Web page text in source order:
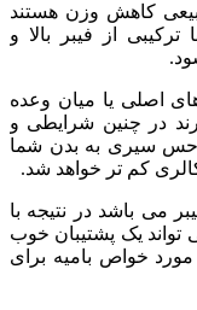
کاهش وزن هستند
از فیبر بالا و
اصلی یا میان وعده
در چنین شرایطی و
حس سیری به بدن شما
کم تر خواهد شد.
می باشد در نتیجه با
تواند یک پشتیبان خوب
خواص بامیه برای